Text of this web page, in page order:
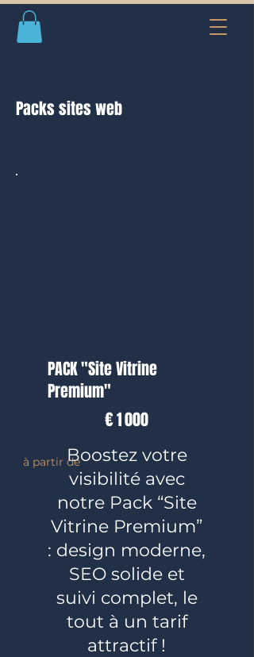
PACK "Site Vitrine
Premium"
€1 000
Boostez votre
visibilité avec
notre Pack “Site
Vitrine Premium”
: design moderne,
SEO solide et
suivi complet, le
tout à un tarif
attractif !
Packs sites web
à partir de